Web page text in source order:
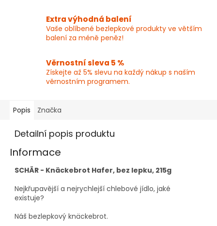
Extra výhodná balení
Vaše oblíbené bezlepkové produkty ve větším
balení za méně peněz!
Věrnostní sleva 5 %
Získejte až 5% slevu na každý nákup s naším
věrnostním programem.
Popis Značka
Detailní popis produktu
Informace
SCHÄR - Knäckebrot Hafer, bez lepku, 215g
Nejkřupavější a nejrychlejší chlebové jídlo, jaké
existuje?
Náš bezlepkový knäckebrot.